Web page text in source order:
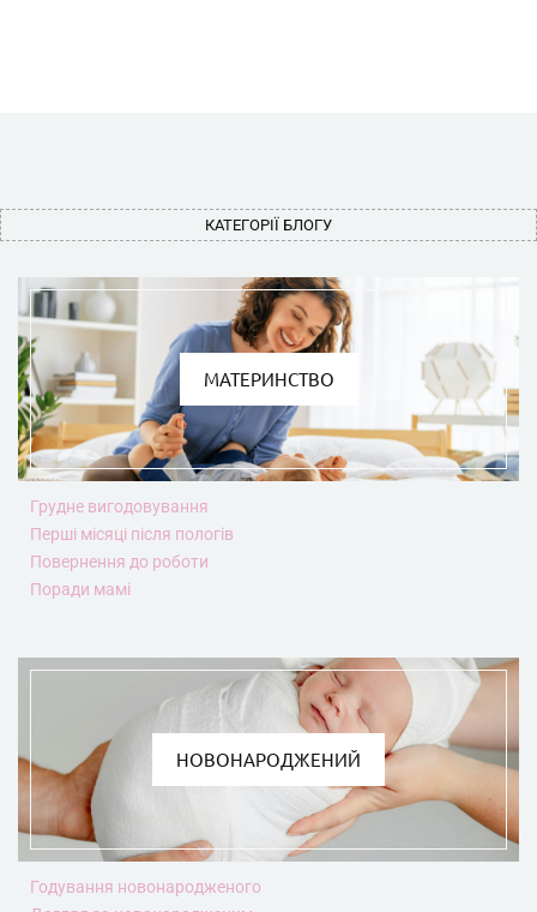
КАТЕГОРІЇ БЛОГУ
МАТЕРИНСТВО
Грудне вигодовування
Перші місяці після пологів
Повернення до роботи
Поради мамі
НОВОНАРОДЖЕНИЙ
Годування новонародженого